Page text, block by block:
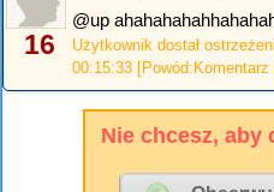
16
@up
Użytkownik dostał
00:15:33
Nie chcesz, aby